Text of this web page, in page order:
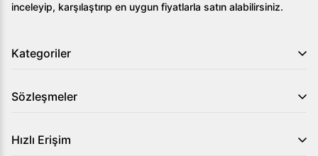
inceleyip, karşılaştırıp en uygun fiyatlarla satın alabilirsiniz.
Kategoriler
Sözleşmeler
Hızlı Erişim